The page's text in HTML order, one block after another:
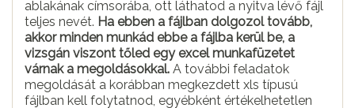
ablakának címsorába, ott láthatod a nyitva lévő fájl
teljes nevét. Ha ebben a fájlban dolgozol tovább,
akkor minden munkád ebbe a fájlba kerül be, a
vizsgán viszont tőled egy excel munkafüzetet
várnak a megoldásokkal. A további feladatok
megoldását a korábban megkezdett xls típusú
fájlban kell folytatnod, egyébként értékelhetetlen